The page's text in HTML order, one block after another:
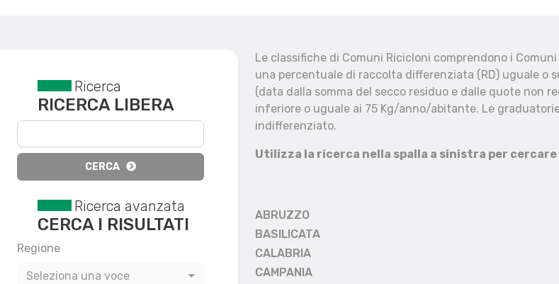
Reset filtri
Ricerca
RICERCA LIBERA
CERCA
Ricerca avanzata
CERCA I RISULTATI
Regione
Seleziona una voce
Le classifiche di Comuni Ricicloni comprendono i
una percentuale di raccolta differenziata (RD) uguale o
(data dalla somma del secco residuo e dalle quote non
inferiore o uguale ai 75 Kg/anno/abitante. Le
indifferenziato.
Utilizza la ricerca nella spalla a sinistra per
ABRUZZO
BASILICATA
CALABRIA
CAMPANIA